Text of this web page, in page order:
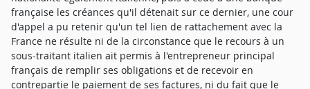
française les créances qu'il détenait sur ce dernier, une cour
d'appel a pu retenir qu'un tel lien de rattachement avec la
France ne résulte ni de la circonstance que le recours à un
sous-traitant italien ait permis à l'entrepreneur principal
français de remplir ses obligations et de recevoir en
contrepartie le paiement de ses factures, ni du fait que le